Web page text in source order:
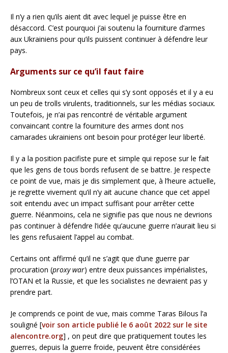
Il n’y a rien qu’ils aient dit avec lequel je puisse être en
désaccord. C’est pourquoi j’ai soutenu la fourniture d’armes
aux Ukrainiens pour qu’ils puissent continuer à défendre leur
pays.
Arguments sur ce qu’il faut faire
Nombreux sont ceux et celles qui s’y sont opposés et il y a eu
un peu de trolls virulents, traditionnels, sur les médias sociaux.
Toutefois, je n’ai pas rencontré de véritable argument
convaincant contre la fourniture des armes dont nos
camarades ukrainiens ont besoin pour protéger leur liberté.
Il y a la position pacifiste pure et simple qui repose sur le fait
que les gens de tous bords refusent de se battre. Je respecte
ce point de vue, mais je dis simplement que, à l’heure actuelle,
je regrette vivement qu’il n’y ait aucune chance que cet appel
soit entendu avec un impact suffisant pour arrêter cette
guerre. Néanmoins, cela ne signifie pas que nous ne devrions
pas continuer à défendre l’idée qu’aucune guerre n’aurait lieu si
les gens refusaient l’appel au combat.
Certains ont affirmé qu’il ne s’agit que d’une guerre par
procuration (proxy war) entre deux puissances impérialistes,
l’OTAN et la Russie, et que les socialistes ne devraient pas y
prendre part.
Je comprends ce point de vue, mais comme Taras Bilous l’a
souligné [voir son article publié le 6 août 2022 sur le site
alencontre.org] , on peut dire que pratiquement toutes les
guerres, depuis la guerre froide, peuvent être considérées